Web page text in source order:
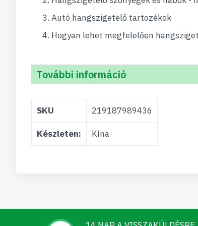
Autó hangszigetelő tartozékok
Hogyan lehet megfelelően
További információ
információ
SKU 219187989436
Készleten: Kína